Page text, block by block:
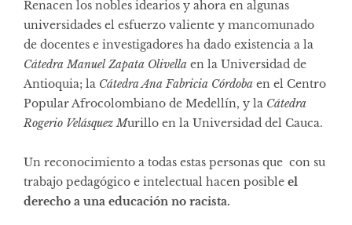
Renacen los nobles idearios y ahora en algunas
universidades el esfuerzo valiente y mancomunado
de docentes e investigadores ha dado existencia a la
Cátedra Manuel Zapata Olivella en la Universidad de
Antioquia; la Cátedra Ana Fabricia Córdoba en el Centro
Popular Afrocolombiano de Medellín, y la Cátedra
Rogerio Velásquez Murillo en la Universidad del Cauca.
Un reconocimiento a todas estas personas que con su
trabajo pedagógico e intelectual hacen posible el
derecho a una educación no racista.